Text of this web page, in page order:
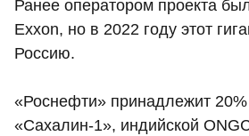
Ранее оператором проекта
Exxon, но в 2022 году этот
Россию.
«Роснефти» принадлежит 20%
«Сахалин-1», индийской